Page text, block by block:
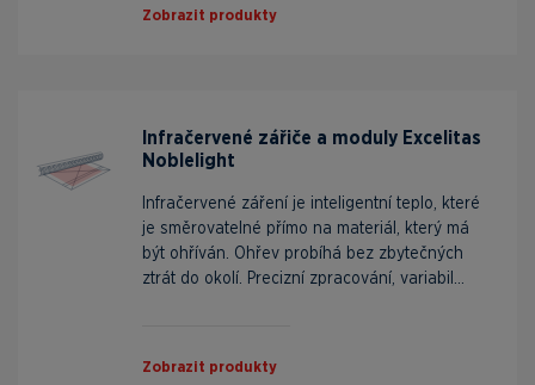
Zobrazit produkty
Infračervené zářiče a moduly Excelitas
Noblelight
Infračervené záření je inteligentní teplo, které
je směrovatelné přímo na materiál, který má
být ohříván. Ohřev probíhá bez zbytečných
ztrát do okolí. Precizní zpracování, variabil...
Zobrazit produkty